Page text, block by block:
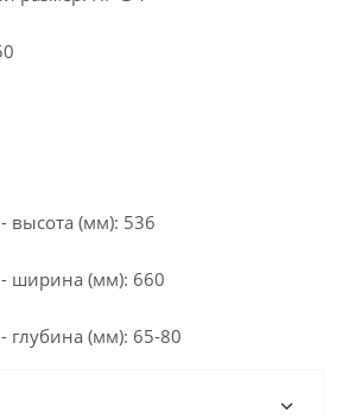
высота (мм): 536
ширина (мм): 660
глубина (мм): 65-80